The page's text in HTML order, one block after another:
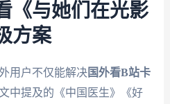
《与她们在光影
方案
用户不仅能解决国外看B站卡
中提及的《中国医生》《好